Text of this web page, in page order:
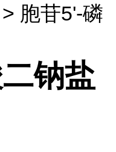
> 胞苷5'-磷
钠盐